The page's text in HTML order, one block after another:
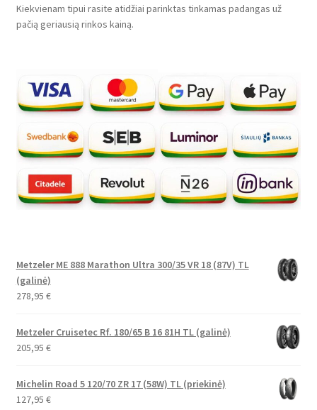
Kiekvienam tipui rasite atidžiai parinktas tinkamas padangas už
pačią geriausią rinkos kainą.
Metzeler ME 888 Marathon Ultra 300/35 VR 18 (87V) TL
(galinė)
278,95 €
Metzeler Cruisetec Rf. 180/65 B 16 81H TL (galinė)
205,95 €
Michelin Road 5 120/70 ZR 17 (58W) TL (priekinė)
127,95 €